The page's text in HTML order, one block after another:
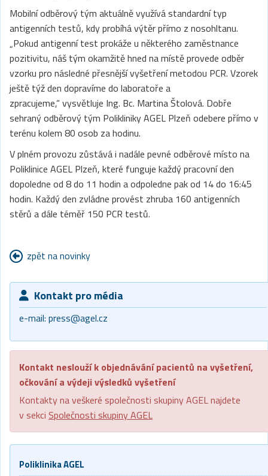
Mobilní odběrový tým aktuálně využívá standardní typ
antigenních testů, kdy probíhá výtěr přímo z nosohltanu.
„Pokud antigenní test prokáže u některého zaměstnance
pozitivitu, náš tým okamžitě hned na místě provede odběr
vzorku pro následné přesnější vyšetření metodou PCR. Vzorek
ještě týž den dopravíme do laboratoře a
zpracujeme,“ vysvětluje Ing. Bc. Martina Štolová. Dobře
sehraný odběrový tým Polikliniky AGEL Plzeň odebere přímo v
terénu kolem 80 osob za hodinu.
V plném provozu zůstává i nadále pevné odběrové místo na
Poliklinice AGEL Plzeň, které funguje každý pracovní den
dopoledne od 8 do 11 hodin a odpoledne pak od 14 do 16:45
hodin. Každý den zvládne provést zhruba 160 antigenních
stěrů a dále téměř 150 PCR testů.
zpět na novinky
Kontakt pro média
e-mail: press@agel.cz
Kontakt neslouží k objednávání pacientů na vyšetření,
očkování a výdeji výsledků vyšetření
Kontakty na veškeré společnosti skupiny AGEL najdete
v sekci Společnosti skupiny AGEL
Poliklinika AGEL